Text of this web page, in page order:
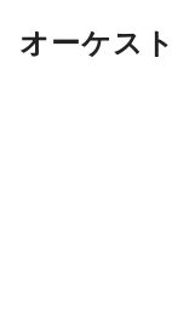
オーケス